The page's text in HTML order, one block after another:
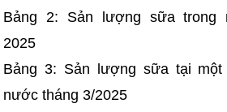
Bảng 2: Sản lượng sữa trong
2025
Bảng 3: Sản lượng sữa tại một
nước tháng 3/2025